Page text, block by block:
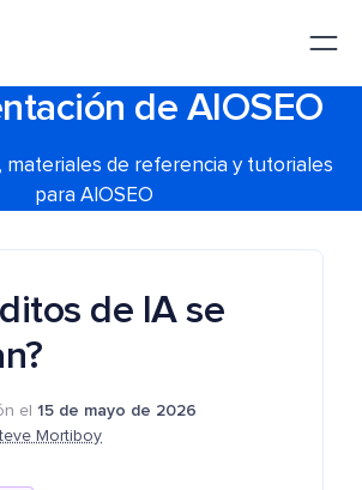
de AIOSEO
materiales de referencia y tutoriales
para AIOSEO
de IA se
el 15 de mayo de 2026
Mortiboy